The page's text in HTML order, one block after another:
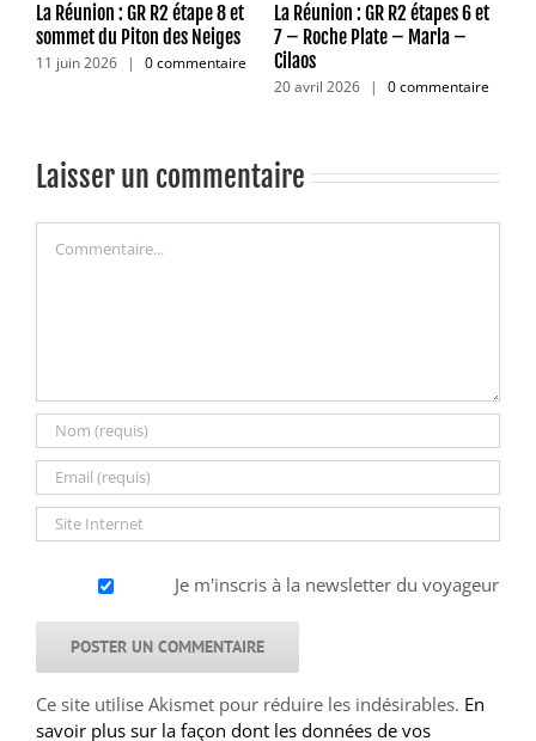
La Réunion : GR R2 étape 8 et
sommet du Piton des Neiges
11 juin 2026 | 0 commentaire
La Réunion : GR R2 étapes 6 et
7 – Roche Plate – Marla –
Cilaos
20 avril 2026 | 0 commentaire
Laisser un commentaire
Je m'inscris à la newsletter du voyageur
Ce site utilise Akismet pour réduire les indésirables. En
savoir plus sur la façon dont les données de vos